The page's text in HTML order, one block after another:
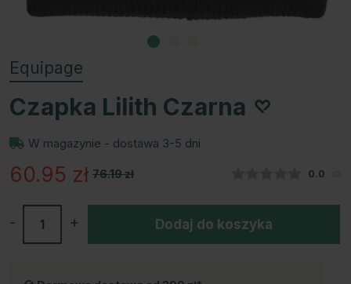
Equipage
Czapka Lilith Czarna
W magazynie - dostawa 3-5 dni
76.19zł
60.95 zł Średnia
0.0
+
- Dodaj do koszyka